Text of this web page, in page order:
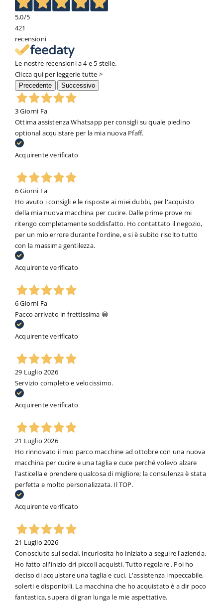
5,0/5
421
recensioni
Le nostre recensioni a 4 e 5 stelle.
Clicca qui per leggerle tutte >
Precedente Successivo
3 Giorni Fa
Ottima assistenza Whatsapp per consigli su quale piedino
optional acquistare per la mia nuova Pfaff.
Acquirente verificato
6 Giorni Fa
Ho avuto i consigli e le risposte ai miei dubbi, per l'acquisto
della mia nuova macchina per cucire. Dalle prime prove mi
ritengo completamente soddisfatto. Ho contattato il negozio,
per un mio errore durante l'ordine, e si è subito risolto tutto
con la massima gentilezza.
Acquirente verificato
6 Giorni Fa
Pacco arrivato in frettissima 😁
Acquirente verificato
29 Luglio 2026
Servizio completo e velocissimo.
Acquirente verificato
21 Luglio 2026
Ho rinnovato il mio parco macchine ad ottobre con una nuova
macchina per cucire e una taglia e cuce perché volevo alzare
l'asticella e prendere qualcosa di migliore; la consulenza è stata
perfetta e molto personalizzata. Il TOP.
Acquirente verificato
21 Luglio 2026
Conosciuto sui social, incuriosita ho iniziato a seguire l'azienda.
Ho fatto all'inizio dri piccoli acquisti. Tutto regolare . Poi ho
deciso di acquistare una taglia e cuci. L'assistenza impeccabile,
solerti e disponibili. La macchina che ho acquistato è a dir poco
fantastica, supera di gran lunga le mie aspettative.